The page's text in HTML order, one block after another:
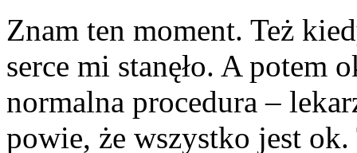
Znam ten moment. Też
serce mi stanęło. A potem
normalna procedura –
powie, że wszystko jest